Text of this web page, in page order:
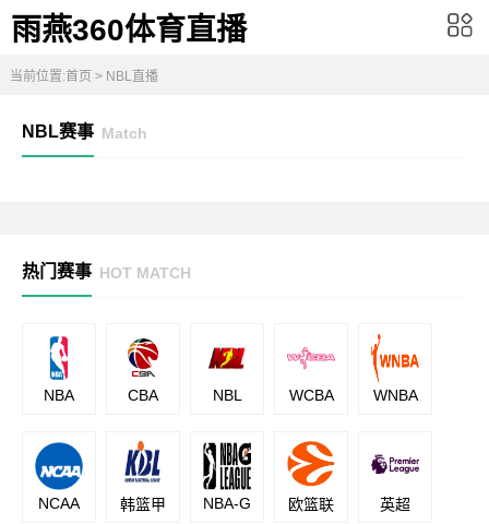
雨燕360体育直播
当前位置:首页 > NBL直播
NBL赛事 Match
热门赛事 HOT MATCH
NBA CBA NBL WCBA WNBA
NCAA 韩篮甲 NBA-G 欧篮联 英超